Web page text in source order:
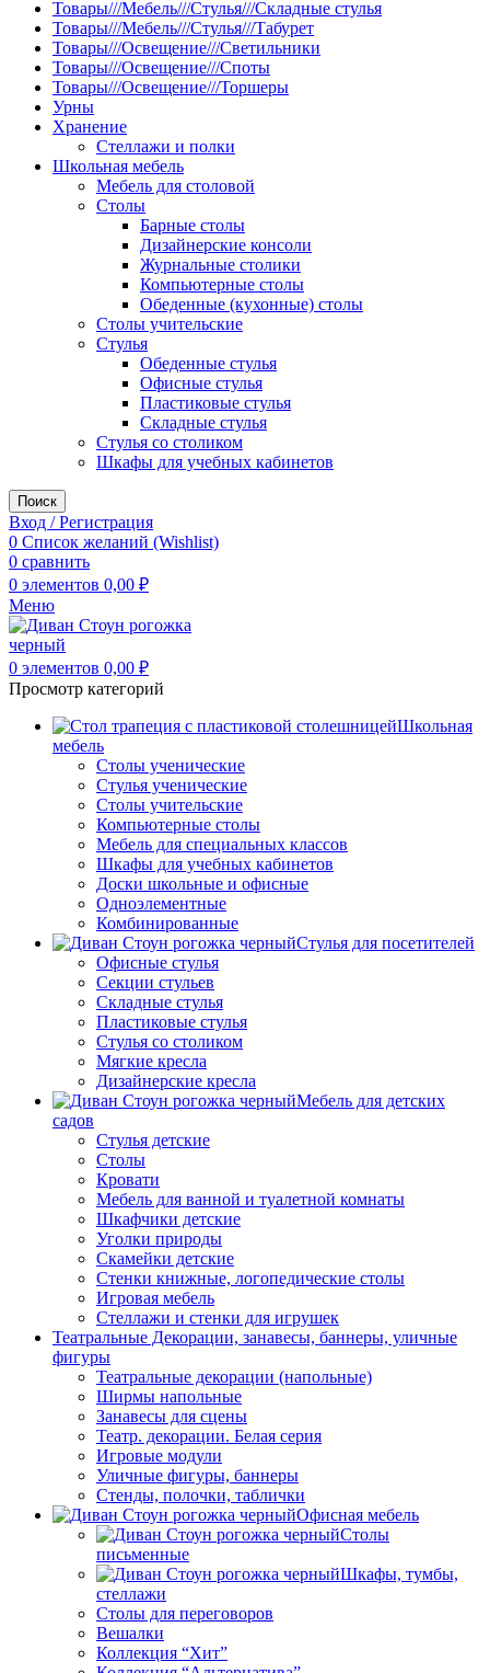
Товары///Мебель///Стулья///Складные стулья
Товары///Мебель///Стулья///Табурет
Товары///Освещение///Светильники
Товары///Освещение///Споты
Товары///Освещение///Торшеры
Урны
Хранение
Стеллажи и полки
Школьная мебель
Мебель для столовой
Столы
Барные столы
Дизайнерские консоли
Журнальные столики
Компьютерные столы
Обеденные (кухонные) столы
Столы учительские
Стулья
Обеденные стулья
Офисные стулья
Пластиковые стулья
Складные стулья
Стулья со столиком
Шкафы для учебных кабинетов
Поиск
Вход / Регистрация
0 Список желаний (Wishlist)
0 сравнить
0 элементов 0,00 ₽
Меню
0 элементов 0,00 ₽
Просмотр категорий
Школьная
мебель
Столы ученические
Стулья ученические
Столы учительские
Компьютерные столы
Мебель для специальных классов
Шкафы для учебных кабинетов
Доски школьные и офисные
Одноэлементные
Комбинированные
Стулья для посетителей
Офисные стулья
Секции стульев
Складные стулья
Пластиковые стулья
Стулья со столиком
Мягкие кресла
Дизайнерские кресла
Мебель для детских
садов
Стулья детские
Столы
Кровати
Мебель для ванной и туалетной комнаты
Шкафчики детские
Уголки природы
Скамейки детские
Стенки книжные, логопедические столы
Игровая мебель
Стеллажи и стенки для игрушек
Театральные Декорации, занавесы, баннеры, уличные
фигуры
Театральные декорации (напольные)
Ширмы напольные
Занавесы для сцены
Театр. декорации. Белая серия
Игровые модули
Уличные фигуры, баннеры
Стенды, полочки, таблички
Офисная мебель
Столы
письменные
Шкафы, тумбы,
стеллажи
Столы для переговоров
Вешалки
Коллекция “Хит”